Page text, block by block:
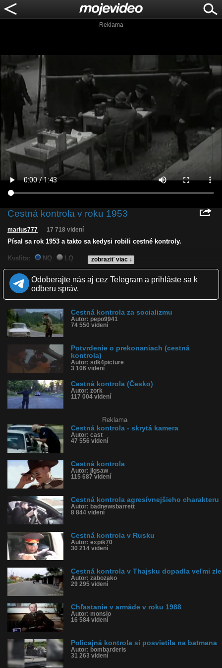
Reklama
Cestná kontrola v roku 1953
zobraziť viac ↓
marius777 17 718 videní
Písal sa rok 1953 a takto sa kedysi robili cestné kontroly.
Kvalita: NQ
LQ
Zverejnené: 8.10.2019 12:00
Krajina: Slovensko 🇸🇰
Páči sa: 92% (26 hlasov)
Obľúbené: 5
Komentárov: 27
Kategória: auto-moto
Tagy: archívne zábery, cestná kontrola, policia, československo,
alkohol
História sledovanosti videa:
Odoberajte nás aj cez Telegram a prihláste sa k
odberu správ.
Cestná kontrola za socializmu
Autor: pepo9941
74 550 videní
Potvrdenie o prekonaniach (cestná
kontrola)
Autor: sdk4picture
3 106 videní
Cestná kontrola (Česko)
Autor: zork
117 004 videní
Reklama
Cestná kontrola - skrytá kamera
Autor: cast
47 556 videní
Cestná kontrola
Autor: jigsaw
115 687 videní
Cestná kontrola agresívnejšieho charakteru
Autor: badnewsbarrett
8 844 videní
Cestná kontrola v Rusku
Autor: expik70
30 214 videní
Cestná kontrola v Thajsku dopadla veľmi zle
Autor: zabozako
29 295 videní
Chľastanie v armáde v roku 1988
Autor: monsio
16 584 videní
Policajná kontrola si posvietila na batmana
Autor: bombarderis
31 263 videní